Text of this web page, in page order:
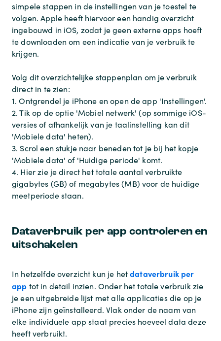
simpele stappen in de instellingen van je toestel te
volgen. Apple heeft hiervoor een handig overzicht
ingebouwd in iOS, zodat je geen externe apps hoeft
te downloaden om een indicatie van je verbruik te
krijgen.
Volg dit overzichtelijke stappenplan om je verbruik
direct in te zien:
1. Ontgrendel je iPhone en open de app 'Instellingen'.
2. Tik op de optie 'Mobiel netwerk' (op sommige iOS-
versies of afhankelijk van je taalinstelling kan dit
'Mobiele data' heten).
3. Scrol een stukje naar beneden tot je bij het kopje
'Mobiele data' of 'Huidige periode' komt.
4. Hier zie je direct het totale aantal verbruikte
gigabytes (GB) of megabytes (MB) voor de huidige
meetperiode staan.
Dataverbruik per app controleren en
uitschakelen
In hetzelfde overzicht kun je hetdataverbruik per
app tot in detail inzien. Onder het totale verbruik zie
je een uitgebreide lijst met alle applicaties die op je
iPhone zijn geïnstalleerd. Vlak onder de naam van
elke individuele app staat precies hoeveel data deze
heeft verbruikt.